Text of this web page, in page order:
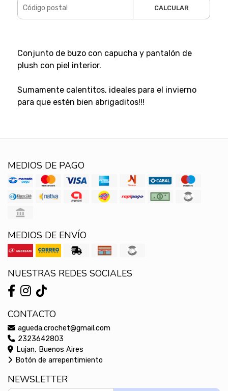
CALCULAR
Conjunto de buzo con capucha y pantalón de
plush con piel interior.
Sumamente calentitos, ideales para el invierno
para que estén bien abrigaditos!!!
MEDIOS DE PAGO
MEDIOS DE ENVÍO
NUESTRAS REDES SOCIALES
CONTACTO
agueda.crochet@gmail.com
2323642803
Lujan, Buenos Aires
Botón de arrepentimiento
NEWSLETTER